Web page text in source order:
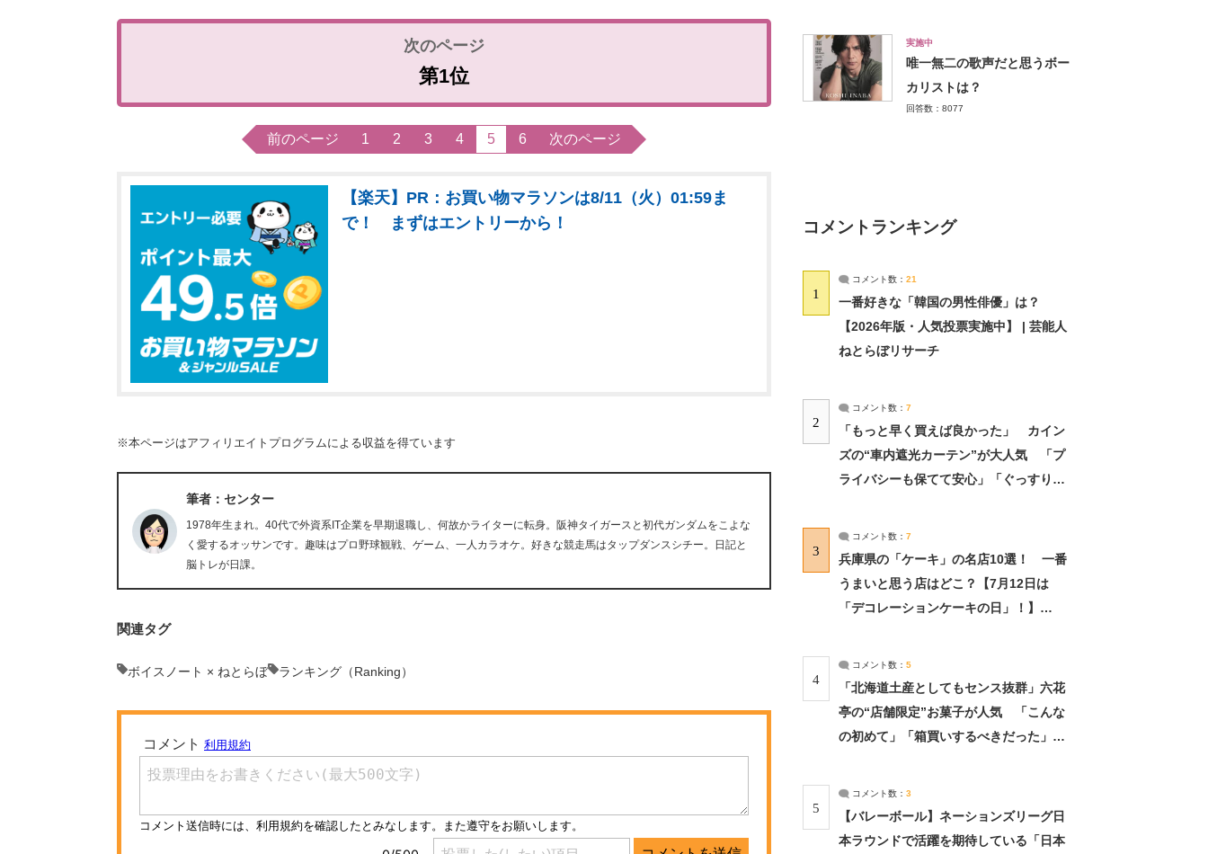
第1位
前のページ 1 2 3 4 5 6 次のページ
【楽天】PR：お買い物マラソンは8/11（火）01:59ま
で！ まずはエントリーから！
※本ページはアフィリエイトプログラムによる収益を得ています
筆者：センター
1978年生まれ。40代で外資系IT企業を早期退職し、何故かライターに転身。阪神タイガースと初代ガンダムをこよな
く愛するオッサンです。趣味はプロ野球観戦、ゲーム、一人カラオケ。好きな競走馬はタップダンスシチー。日記と
脳トレが日課。
関連タグ
ボイスノート × ねとらぼ ランキング（Ranking）
実施中
唯一無二の歌声だと思うボー
カリストは？
回答数：8077
コメントランキング
1
コメント数： 21
一番好きな「韓国の男性俳優」は？
【2026年版・人気投票実施中】 | 芸能人
ねとらぼリサーチ
2
コメント数： 7
「もっと早く買えば良かった」 カイン
ズの“車内遮光カーテン”が大人気 「プ
ライバシーも保てて安心」「ぐっすり眠
3
コメント数： 7
兵庫県の「ケーキ」の名店10選！ 一番
うまいと思う店はどこ？【7月12日は
「デコレーションケーキの日」！】
4
コメント数： 5
「北海道土産としてもセンス抜群」六花
亭の“店舗限定”お菓子が人気 「こんな
の初めて」「箱買いするべきだった」
5
コメント数： 3
【バレーボール】ネーションズリーグ日
本ラウンドで活躍を期待している「日本